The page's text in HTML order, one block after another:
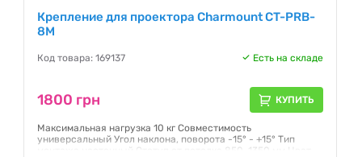
Крепление для проектора Charmount CT-PRB-
8M
Код товара: 169137 Есть на складе
1800 грн КУПИТЬ
Максимальная нагрузка 10 кг Совместимость
универсальный Угол наклона, поворота -15° - +15° Тип
монтажа настенный Отступ от потолка 850-1350 мм Цвет